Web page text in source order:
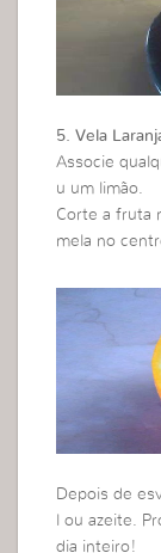
5. Vela
Associe
u um limão.
Corte a fruta
mela no
Depois de
l ou azeite.
dia inteiro!